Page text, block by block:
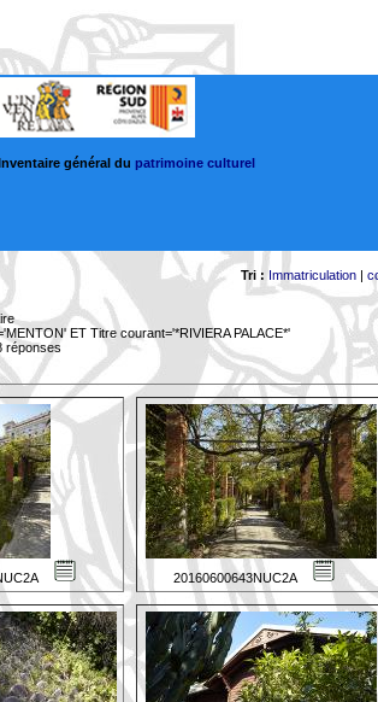
général du patrimoine culturel
Tri : Immatriculation|
ET Titre courant='*RIVIERA PALACE*'
réponses
20160600643NUC2A